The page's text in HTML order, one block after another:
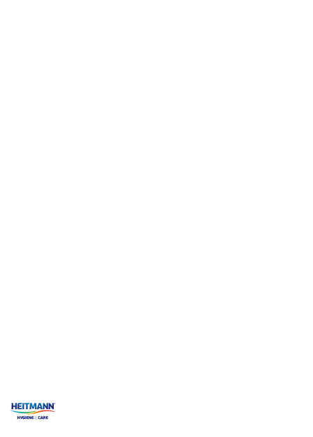
NAZWA
PRODUCENTA:
HEITMANN